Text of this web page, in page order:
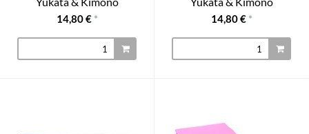
14,80 € * 14,80 € *